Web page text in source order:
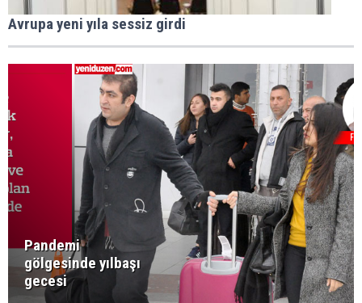
Avrupa yeni yıla sessiz girdi
Pandemi
gölgesinde yılbaşı
gecesi